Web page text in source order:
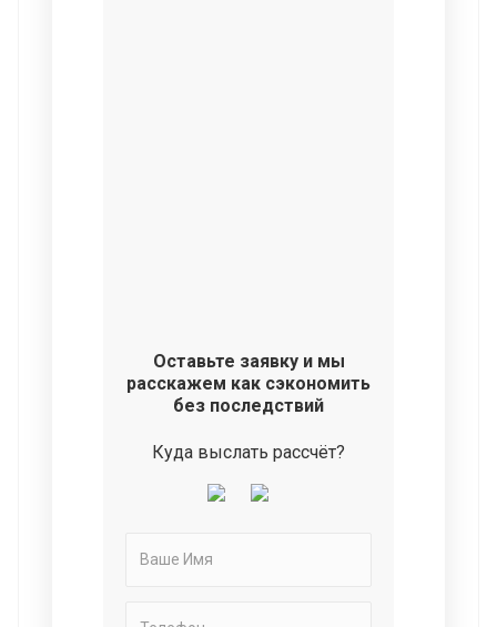
Оставьте заявку и мы
расскажем как сэкономить
без последствий
Куда выслать рассчёт?